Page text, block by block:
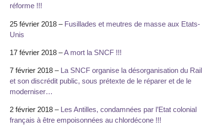
réforme !!!
25 février 2018 – Fusillades et meutres de masse aux Etats-
Unis
17 février 2018 –A mort la SNCF !!!
7 février 2018 – La SNCF organise la désorganisation du Rail
et son discrédit public, sous prétexte de le réparer et de le
moderniser…
2 février 2018 – Les Antilles, condamnées par l’Etat colonial
français à être empoisonnées au chlordécone !!!